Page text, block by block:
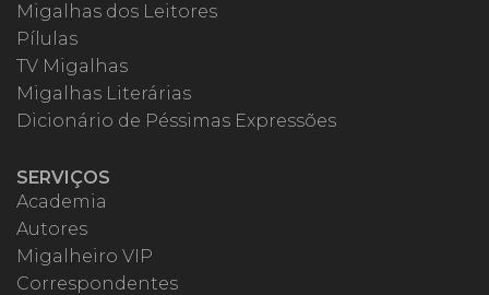
Migalhas dos Leitores
Pílulas
TV Migalhas
Migalhas Literárias
Dicionário de Péssimas Expressões
SERVIÇOS
Academia
Autores
Migalheiro VIP
Correspondentes